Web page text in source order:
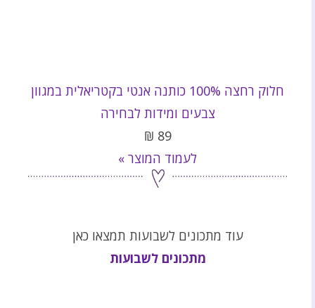
חלוק רחצה 100% כותנה אנטי בקטריאלית במגוון
צבעים ומידות לבחירה
89
₪
לעמוד המוצר »
עוד מתכונים לשבועות תמצאו כאן
מתכונים לשבועות